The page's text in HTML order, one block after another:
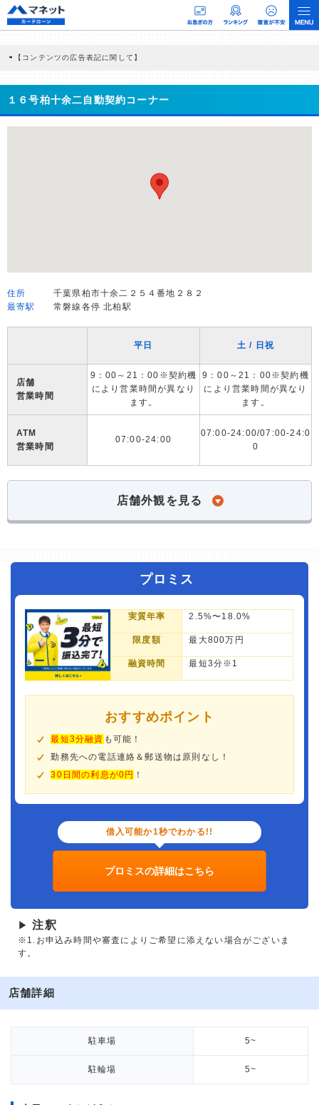
【コンテンツの広告表記に関して】
商品を根拠なくPRするものではなく、当編集部の調査／ユーザーへの口コミ収集な
どに基づき、公平性を担保した情報提供を行っています。
>提携企業一覧
１６号柏十余二自動契約コーナー
住所
千葉県柏市十余二２５４番地２８２
最寄駅
常磐線各停 北柏駅
平日 土 / 日祝
店舗
営業時間
9：00～21：00※契約機
により営業時間が異なり
ます。
9：00～21：00※契約機
により営業時間が異なり
ます。
ATM
営業時間
07:00-24:00
07:00-24:00/07:00-24:0
0
店舗外観を見る
プロミス
実質年率 2.5%〜18.0%
限度額 最大800万円
融資時間 最短3分※1
おすすめポイント
最短3分融資 も可能！
勤務先への電話連絡＆郵送物は原則なし！
30日間の利息が0円 ！
借入可能か1秒でわかる!!
プロミスの詳細はこちら
▶ 注釈
※1.お申込み時間や審査によりご希望に添えない場合がございま
す。
店舗詳細
駐車場 5~
駐輪場 5~